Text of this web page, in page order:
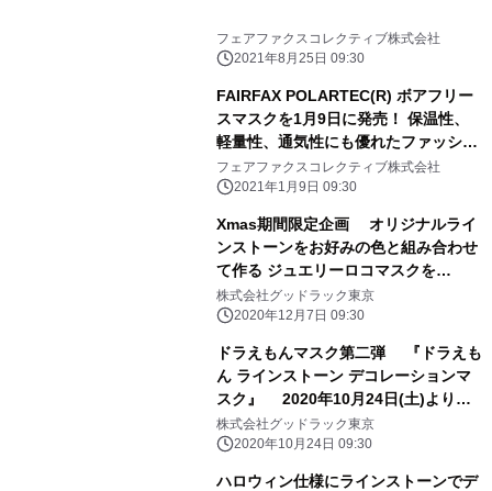
フェアファクスコレクティブ株式会社
2021年8月25日 09:30
FAIRFAX POLARTEC(R) ボアフリー
スマスクを1月9日に発売！ 保温性、
軽量性、通気性にも優れたファッショ
ンアイテム
フェアファクスコレクティブ株式会社
2021年1月9日 09:30
Xmas期間限定企画 オリジナルライ
ンストーンをお好みの色と組み合わせ
て作る ジュエリーロコマスクを
12/5(土)～12/13(日)に販売！
株式会社グッドラック東京
2020年12月7日 09:30
ドラえもんマスク第二弾 『ドラえも
ん ラインストーン デコレーションマ
スク』 2020年10月24日(土)より販
売開始
株式会社グッドラック東京
2020年10月24日 09:30
ハロウィン仕様にラインストーンでデ